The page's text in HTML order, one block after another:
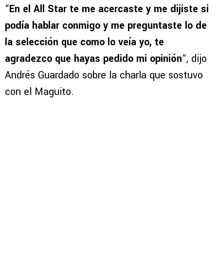
“En el All Star te me acercaste y me dijiste si
podía hablar conmigo y me preguntaste lo de
la selección que como lo veía yo, te
agradezco que hayas pedido mi opinión“, dijo
Andrés Guardado sobre la charla que sostuvo
con el Maguito.